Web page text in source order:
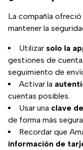
La compañía
mantener la
Utilizar solo la
gestiones de
seguimiento de
Activar la
cuentas posibles.
Usar una clave
de forma más
Recordar que
información de